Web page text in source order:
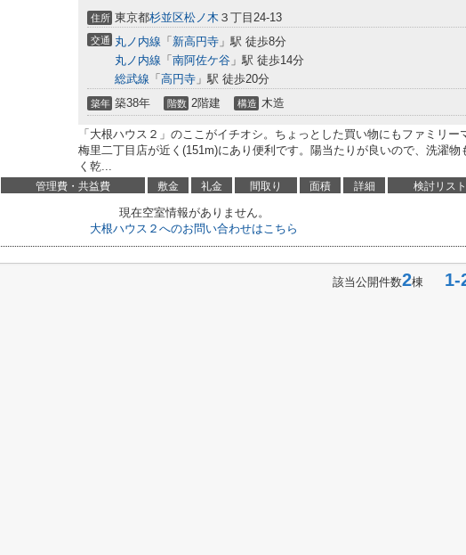
住所 東京都杉並区松ノ木 ３丁目24-13
交通 丸ノ内線 「 新高円寺 」駅 徒歩8分
丸ノ内線 「 南阿佐ケ谷 」駅 徒歩14分
総武線 「 高円寺 」駅 徒歩20分
築年 築38年 階数 2階建 構造 木造
「大根ハウス２」のここがイチオシ。ちょっとした買い物にもファミリー
梅里二丁目店が近く(151m)にあり便利です。陽当たりが良いので、洗濯物
く乾...
管理費・共益費 敷金 礼金 間取り 面積 詳細 検討リスト
現在空室情報がありません。
大根ハウス２へのお問い合わせはこちら
該当公開件数2棟 1-